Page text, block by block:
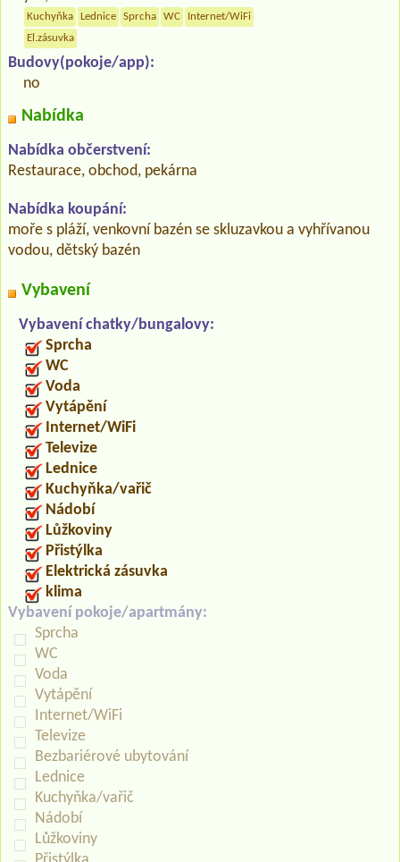
Kuchyňka Lednice Sprcha WC
Internet/WiFi
El.zásuvka
Budovy(pokoje/app):
no
Nabídka
Nabídka občerstvení:
Restaurace, obchod, pekárna
Nabídka koupání:
moře s pláží, venkovní bazén se skluzavkou a vyhřívanou
vodou, dětský bazén
Vybavení
Vybavení chatky/bungalovy:
Sprcha
WC
Voda
Vytápění
Internet/WiFi
Televize
Lednice
Kuchyňka/vařič
Nádobí
Lůžkoviny
Přistýlka
Elektrická zásuvka
klima
Vybavení pokoje/apartmány:
Sprcha
WC
Voda
Vytápění
Internet/WiFi
Televize
Bezbariérové ubytování
Lednice
Kuchyňka/vařič
Nádobí
Lůžkoviny